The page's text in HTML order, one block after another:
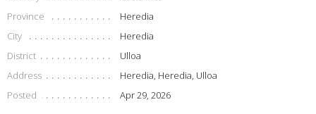
Province
Heredia
City
Heredia
District
Ulloa
Address
Heredia, Heredia, Ulloa
Posted
Apr 29, 2026